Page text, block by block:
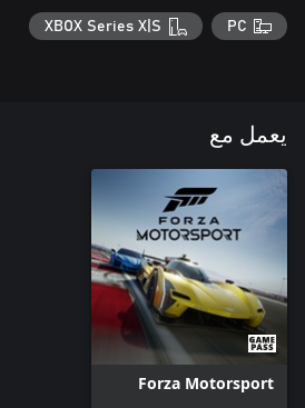
PC
XBOX Series X|S
يعمل مع
Forza Motorsport